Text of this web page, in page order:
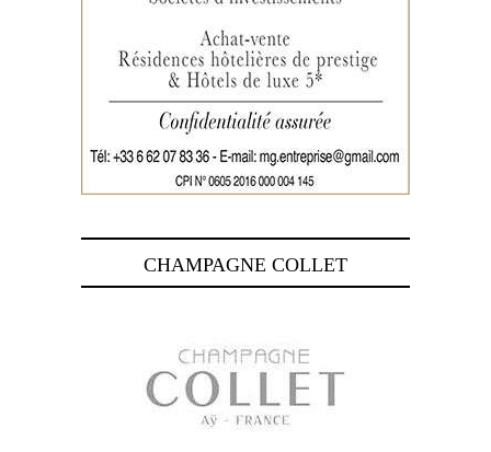
CHAMPAGNE COLLET